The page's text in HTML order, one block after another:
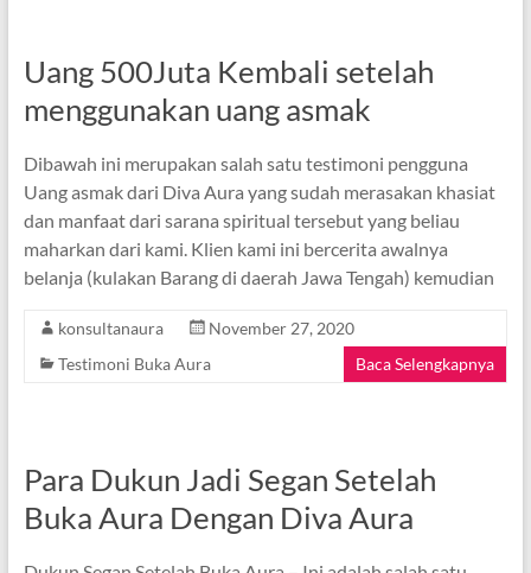
Uang 500Juta Kembali setelah
menggunakan uang asmak
Dibawah ini merupakan salah satu testimoni pengguna
Uang asmak dari Diva Aura yang sudah merasakan khasiat
dan manfaat dari sarana spiritual tersebut yang beliau
maharkan dari kami. Klien kami ini bercerita awalnya
belanja (kulakan Barang di daerah Jawa Tengah) kemudian
konsultanaura
November 27, 2020
Testimoni Buka Aura
Baca Selengkapnya
Para Dukun Jadi Segan Setelah
Buka Aura Dengan Diva Aura